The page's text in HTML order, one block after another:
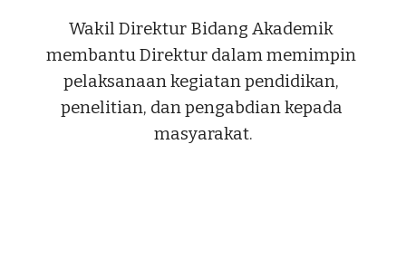
Wakil Direktur Bidang Akademik
membantu Direktur dalam memimpin
pelaksanaan kegiatan pendidikan,
penelitian, dan pengabdian kepada
masyarakat.